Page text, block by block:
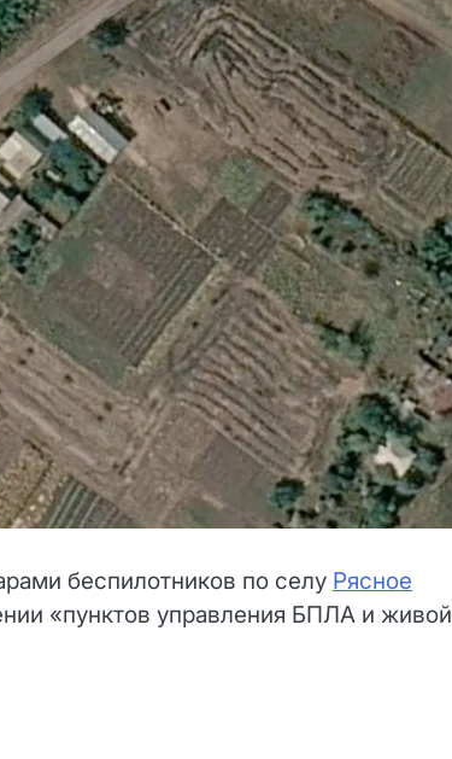
беспилотников по селу Рясное
«пунктов управления БПЛА и живой